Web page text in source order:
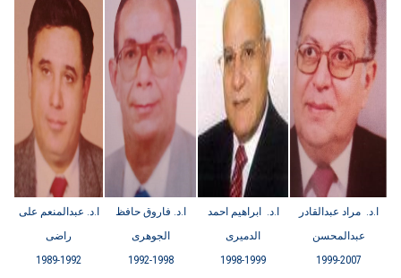
ا.د. عبدالمنعم على
راضى
1989-1992
ا.د. فاروق حافظ
الجوهرى
1992-1998
ا.د. ابراهيم احمد
الدميرى
1998-1999
ا.د. مراد عبدالقادر
عبدالمحسن
1999-2007